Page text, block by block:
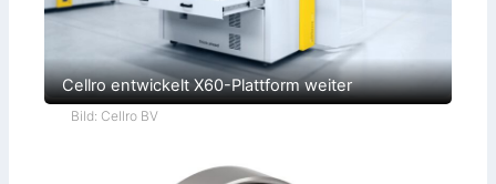
Cellro entwickelt X60-Plattform weiter
Bild: Cellro BV